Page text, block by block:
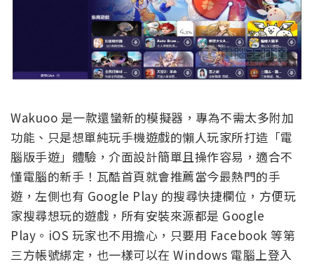
Wakuoo 是一款還蠻新的模擬器，專為不需太多附加
功能、只是想單純玩手機遊戲的懶人玩家所打造「電
腦版手遊」體驗，介面設計簡單且操作容易，適合不
懂電腦的新手！瓦酷首頁就會推薦當今最熱門的手
遊，左側也有 Google Play 的搜尋快捷欄位，方便玩
家搜尋想玩的遊戲，所有安裝來源都是 Google
Play。iOS 玩家也不用擔心，只要用 Facebook 等第
三方帳號綁定，也一樣可以在 Windows 電腦上登入